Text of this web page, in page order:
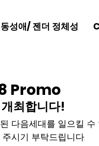
동성애/ 젠더 정체성
Promo
최합니다!
다음세대를 일으킬
시기 부탁드립니다.